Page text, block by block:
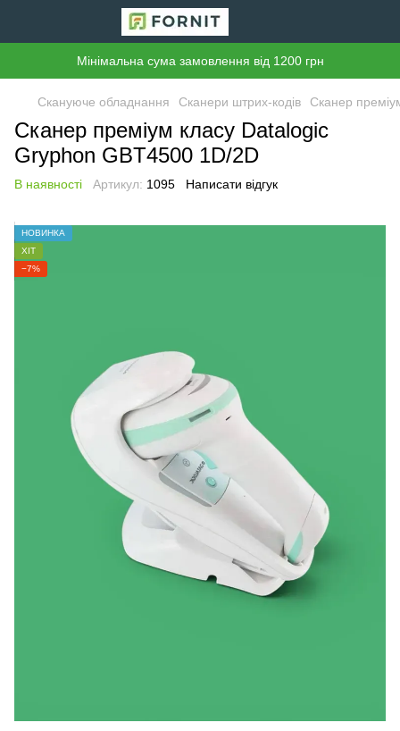
Мінімальна сума замовлення від 1200 грн
Скануюче обладнання Сканери штрих-кодів Сканер
Сканер преміум класу Datalogic
Gryphon GBT4500 1D/2D
В наявності Артикул: 1095 Написати відгук
НОВИНКА
ХІТ
−7%